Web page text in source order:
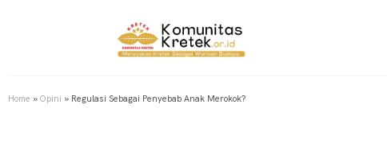
Home » Opini » Regulasi Sebagai Penyebab Anak Merokok?